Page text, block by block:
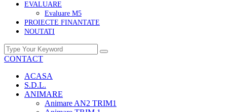
EVALUARE
Evaluare M5
PROIECTE FINANTATE
NOUTATI
CONTACT
ACASA
S.D.L.
ANIMARE
Animare AN2 TRIM1